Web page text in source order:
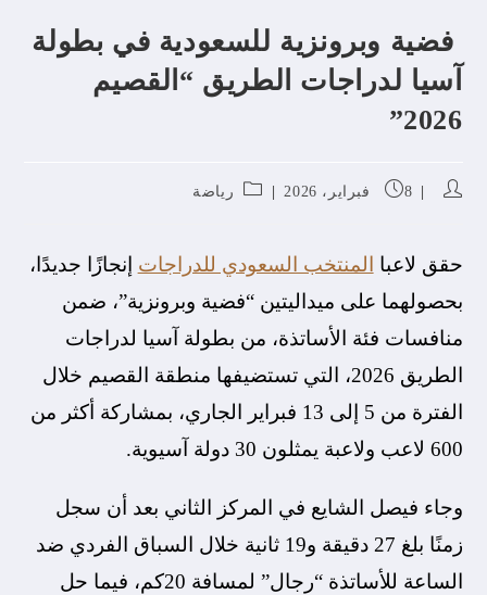
فضية وبرونزية للسعودية في بطولة
آسيا لدراجات الطريق “القصيم
2026”
8 فبراير، 2026 رياضة
حقق لاعبا المنتخب السعودي للدراجات إنجازًا جديدًا،
بحصولهما على ميداليتين “فضية وبرونزية”، ضمن
منافسات فئة الأساتذة، من بطولة آسيا لدراجات
الطريق 2026، التي تستضيفها منطقة القصيم خلال
الفترة من 5 إلى 13 فبراير الجاري، بمشاركة أكثر من
600 لاعب ولاعبة يمثلون 30 دولة آسيوية.
وجاء فيصل الشايع في المركز الثاني بعد أن سجل
زمنًا بلغ 27 دقيقة و19 ثانية خلال السباق الفردي ضد
الساعة للأساتذة “رجال” لمسافة 20كم، فيما حل